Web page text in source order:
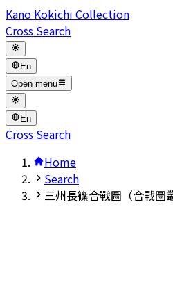
Kano Kokichi Collection
Cross Search
En
Open menu
En
Cross Search
Home
Search
三州長篠合戰圖（合戰圖